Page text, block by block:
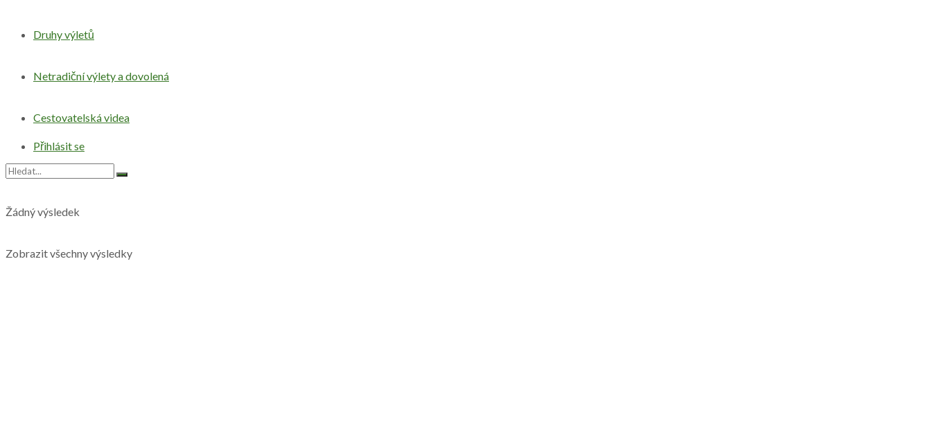
Přihlásit se
Druhy výletů
Netradiční výlety a dovolená
Cestovatelská videa
Žádný výsledek
Zobrazit všechny výsledky